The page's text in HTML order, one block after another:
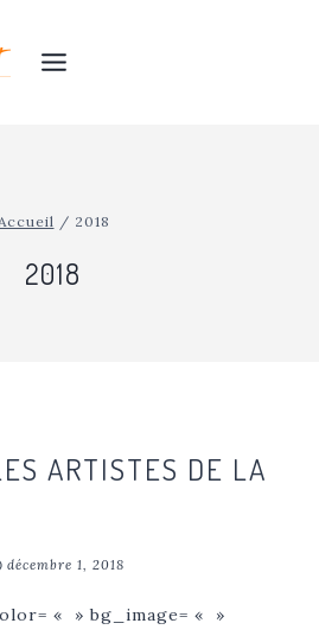
/ 2018
2018
ARTISTES DE LA
décembre 1, 2018
« » bg_image= « »